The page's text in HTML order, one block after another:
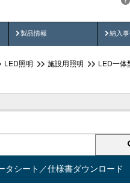
製品情報
製品動画 納入
納
LED照明 施設用照明 LED一体
タシート／仕様書ダウンロード